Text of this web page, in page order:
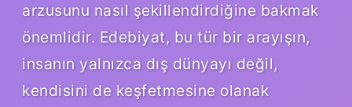
arzusunu nasıl şekillendirdiğine bakmak
önemlidir. Edebiyat, bu tür bir arayışın,
insanın yalnızca dış dünyayı değil,
kendisini de keşfetmesine olanak